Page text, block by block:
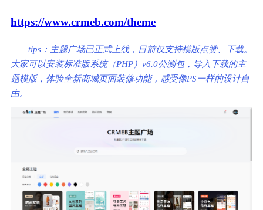
https://www.crmeb.com/theme
tips：主题广场已正式上线，目前仅支持模版点赞、下载。
大家可以安装标准版系统（PHP）v6.0公测包，导入下载的主
题模版，体验全新商城页面装修功能，感受像PS一样的设计自
由。